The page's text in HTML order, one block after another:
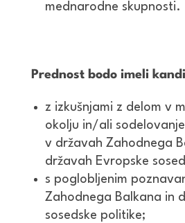
mednarodne skupnosti.
Prednost bodo imeli
z izkušnjami z delom v
okolju in/ali
v državah Zahodnega
državah Evropske
s poglobljenim
Zahodnega Balkana in
sosedske politike;